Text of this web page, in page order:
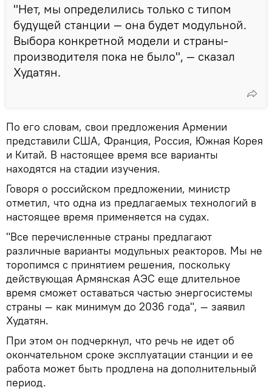
"Нет, мы определились только с типом
будущей станции — она будет модульной.
Выбора конкретной модели и страны-
производителя пока не было", — сказал
Худатян.
По его словам, свои предложения Армении
представили США, Франция, Россия, Южная Корея
и Китай. В настоящее время все варианты
находятся на стадии изучения.
Говоря о российском предложении, министр
отметил, что одна из предлагаемых технологий в
настоящее время применяется на судах.
"Все перечисленные страны предлагают
различные варианты модульных реакторов. Мы не
торопимся с принятием решения, поскольку
действующая Армянская АЭС еще длительное
время сможет оставаться частью энергосистемы
страны — как минимум до 2036 года", — заявил
Худатян.
При этом он подчеркнул, что речь не идет об
окончательном сроке эксплуатации станции и ее
работа может быть продлена на дополнительный
период.